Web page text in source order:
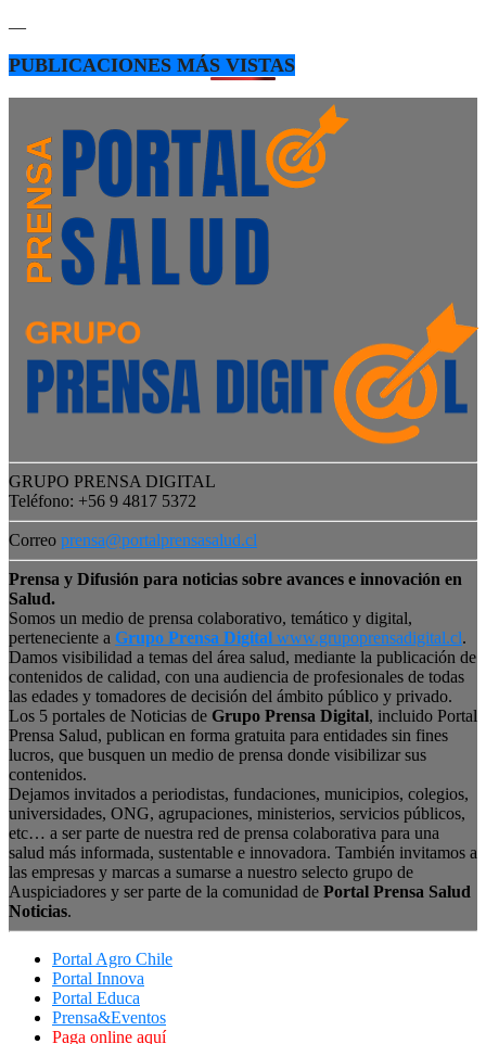
—
PUBLICACIONES MÁS VISTAS
GRUPO PRENSA DIGITAL
Teléfono: +56 9 4817 5372
Correo prensa@portalprensasalud.cl
Prensa y Difusión para noticias sobre avances e innovación en
Salud.
Somos un medio de prensa colaborativo, temático y digital,
perteneciente a Grupo Prensa Digital www.grupoprensadigital.cl.
Damos visibilidad a temas del área salud, mediante la publicación de
contenidos de calidad, con una audiencia de profesionales de todas
las edades y tomadores de decisión del ámbito público y privado.
Los 5 portales de Noticias de Grupo Prensa Digital, incluido Portal
Prensa Salud, publican en forma gratuita para entidades sin fines
lucros, que busquen un medio de prensa donde visibilizar sus
contenidos.
Dejamos invitados a periodistas, fundaciones, municipios, colegios,
universidades, ONG, agrupaciones, ministerios, servicios públicos,
etc… a ser parte de nuestra red de prensa colaborativa para una
salud más informada, sustentable e innovadora. También invitamos a
las empresas y marcas a sumarse a nuestro selecto grupo de
Auspiciadores y ser parte de la comunidad de Portal Prensa Salud
Noticias.
Portal Agro Chile
Portal Innova
Portal Educa
Prensa&Eventos
Paga online aquí